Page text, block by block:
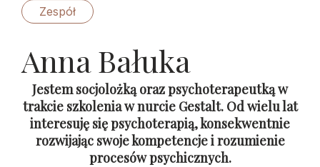
Zespół
Anna Bałuka
Jestem socjolożką oraz psychoterapeutką w
trakcie szkolenia w nurcie Gestalt. Od wielu lat
interesuję się psychoterapią, konsekwentnie
rozwijając swoje kompetencje i rozumienie
procesów psychicznych.